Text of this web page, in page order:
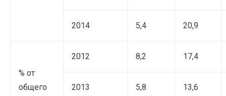
2014 5,4 20,9
% от
общего
2012 8,2 17,4
2013 5,8 13,6